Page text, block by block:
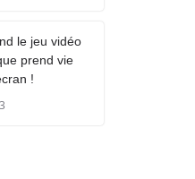
le jeu vidéo
prend vie
!